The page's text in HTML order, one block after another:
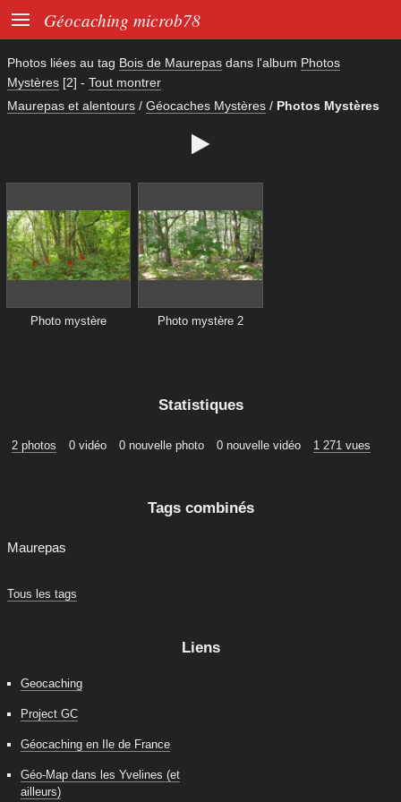
 Géocaching microb78
Photos liées au tag Bois de Maurepas dans l'album Photos
Mystères [2] - Tout montrer
Maurepas et alentours / Géocaches Mystères / Photos Mystères

Photo mystère Photo mystère 2
Statistiques
2 photos 0 vidéo 0 nouvelle photo 0 nouvelle vidéo 1 271 vues
Tags combinés
Maurepas
Tous les tags
Liens
Geocaching
Project GC
Géocaching en Ile de France
Géo-Map dans les Yvelines (et
ailleurs)